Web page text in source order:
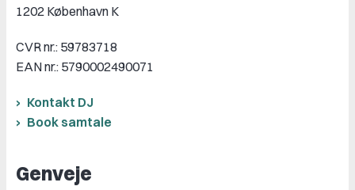
1202 København K
CVR nr.: 59783718
EAN nr.: 5790002490071
Kontakt DJ
Book samtale
Genveje